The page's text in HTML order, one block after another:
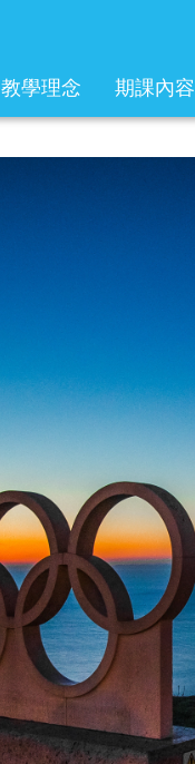
教學理念 期課內容